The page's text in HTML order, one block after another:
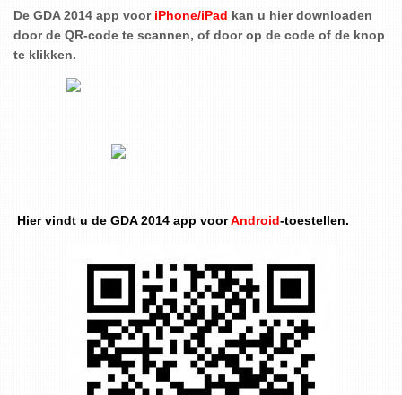
De GDA 2014 app vooriPhone/iPad kan u hier downloaden
door de QR-code te scannen, of door op de code of de knop
te klikken.
Hier vindt u de GDA 2014 app voorAndroid-toestellen.